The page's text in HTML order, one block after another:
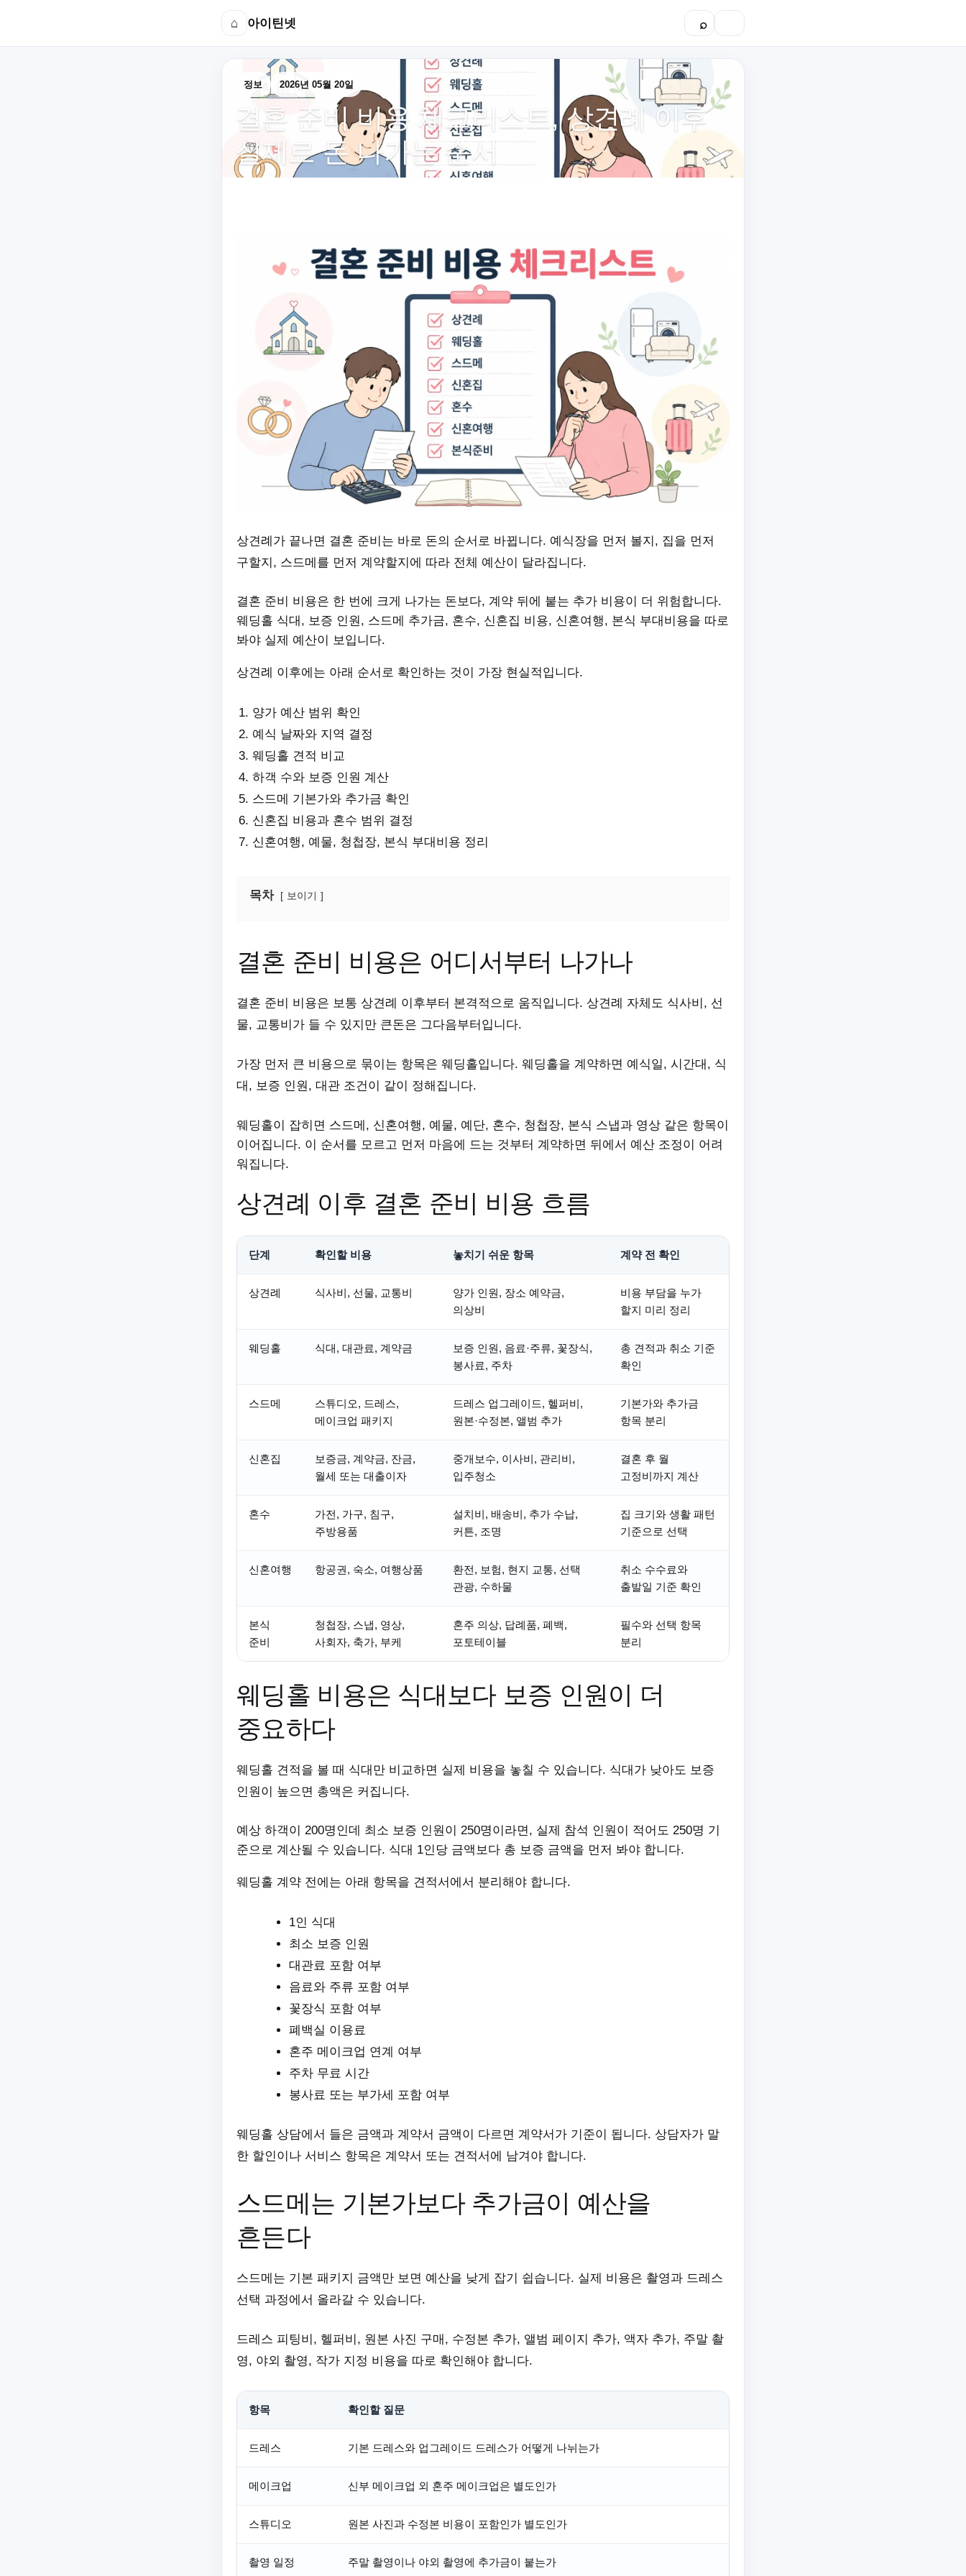
⌂ 아이틴넷 ⌕
정보 2026년 05월 20일
결혼 준비 비용 체크리스트, 상견례 이후
실제로 돈 나가는 순서
상견례가 끝나면 결혼 준비는 바로 돈의 순서로 바뀝니다. 예식장을 먼저 볼지, 집을 먼저
구할지, 스드메를 먼저 계약할지에 따라 전체 예산이 달라집니다.
결혼 준비 비용은 한 번에 크게 나가는 돈보다, 계약 뒤에 붙는 추가 비용이 더 위험합니다.
웨딩홀 식대, 보증 인원, 스드메 추가금, 혼수, 신혼집 비용, 신혼여행, 본식 부대비용을 따로
봐야 실제 예산이 보입니다.
상견례 이후에는 아래 순서로 확인하는 것이 가장 현실적입니다.
양가 예산 범위 확인
예식 날짜와 지역 결정
웨딩홀 견적 비교
하객 수와 보증 인원 계산
스드메 기본가와 추가금 확인
신혼집 비용과 혼수 범위 결정
신혼여행, 예물, 청첩장, 본식 부대비용 정리
목차 보이기
결혼 준비 비용은 어디서부터 나가나
결혼 준비 비용은 보통 상견례 이후부터 본격적으로 움직입니다. 상견례 자체도 식사비, 선
물, 교통비가 들 수 있지만 큰돈은 그다음부터입니다.
가장 먼저 큰 비용으로 묶이는 항목은 웨딩홀입니다. 웨딩홀을 계약하면 예식일, 시간대, 식
대, 보증 인원, 대관 조건이 같이 정해집니다.
웨딩홀이 잡히면 스드메, 신혼여행, 예물, 예단, 혼수, 청첩장, 본식 스냅과 영상 같은 항목이
이어집니다. 이 순서를 모르고 먼저 마음에 드는 것부터 계약하면 뒤에서 예산 조정이 어려
워집니다.
상견례 이후 결혼 준비 비용 흐름
단계 확인할 비용 놓치기 쉬운 항목 계약 전 확인
상견례 식사비, 선물, 교통비
양가 인원, 장소 예약금,
의상비
비용 부담을 누가
할지 미리 정리
웨딩홀 식대, 대관료, 계약금
보증 인원, 음료·주류, 꽃장식,
봉사료, 주차
총 견적과 취소 기준
확인
스드메
스튜디오, 드레스,
메이크업 패키지
드레스 업그레이드, 헬퍼비,
원본·수정본, 앨범 추가
기본가와 추가금
항목 분리
신혼집
보증금, 계약금, 잔금,
월세 또는 대출이자
중개보수, 이사비, 관리비,
입주청소
결혼 후 월
고정비까지 계산
혼수
가전, 가구, 침구,
주방용품
설치비, 배송비, 추가 수납,
커튼, 조명
집 크기와 생활 패턴
기준으로 선택
신혼여행 항공권, 숙소, 여행상품
환전, 보험, 현지 교통, 선택
관광, 수하물
취소 수수료와
출발일 기준 확인
본식
준비
청첩장, 스냅, 영상,
사회자, 축가, 부케
혼주 의상, 답례품, 폐백,
포토테이블
필수와 선택 항목
분리
웨딩홀 비용은 식대보다 보증 인원이 더
중요하다
웨딩홀 견적을 볼 때 식대만 비교하면 실제 비용을 놓칠 수 있습니다. 식대가 낮아도 보증
인원이 높으면 총액은 커집니다.
예상 하객이 200명인데 최소 보증 인원이 250명이라면, 실제 참석 인원이 적어도 250명 기
준으로 계산될 수 있습니다. 식대 1인당 금액보다 총 보증 금액을 먼저 봐야 합니다.
웨딩홀 계약 전에는 아래 항목을 견적서에서 분리해야 합니다.
1인 식대
최소 보증 인원
대관료 포함 여부
음료와 주류 포함 여부
꽃장식 포함 여부
폐백실 이용료
혼주 메이크업 연계 여부
주차 무료 시간
봉사료 또는 부가세 포함 여부
웨딩홀 상담에서 들은 금액과 계약서 금액이 다르면 계약서가 기준이 됩니다. 상담자가 말
한 할인이나 서비스 항목은 계약서 또는 견적서에 남겨야 합니다.
스드메는 기본가보다 추가금이 예산을
흔든다
스드메는 기본 패키지 금액만 보면 예산을 낮게 잡기 쉽습니다. 실제 비용은 촬영과 드레스
선택 과정에서 올라갈 수 있습니다.
드레스 피팅비, 헬퍼비, 원본 사진 구매, 수정본 추가, 앨범 페이지 추가, 액자 추가, 주말 촬
영, 야외 촬영, 작가 지정 비용을 따로 확인해야 합니다.
항목 확인할 질문
드레스 기본 드레스와 업그레이드 드레스가 어떻게 나뉘는가
메이크업 신부 메이크업 외 혼주 메이크업은 별도인가
스튜디오 원본 사진과 수정본 비용이 포함인가 별도인가
촬영 일정 주말 촬영이나 야외 촬영에 추가금이 붙는가